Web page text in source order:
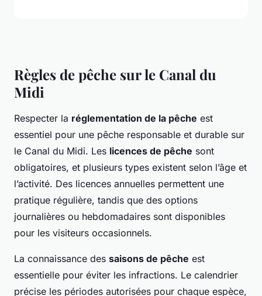
Règles de pêche sur le Canal du
Midi
Respecter la réglementation de la pêche est
essentiel pour une pêche responsable et durable sur
le Canal du Midi. Les licences de pêche sont
obligatoires, et plusieurs types existent selon l’âge et
l’activité. Des licences annuelles permettent une
pratique régulière, tandis que des options
journalières ou hebdomadaires sont disponibles
pour les visiteurs occasionnels.
La connaissance des saisons de pêche est
essentielle pour éviter les infractions. Le calendrier
précise les périodes autorisées pour chaque espèce,